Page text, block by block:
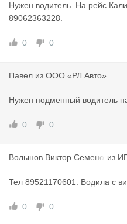
Нужен водитель. На рейс
89062363228.
0 0
Павел из ООО «РЛ Авто»
Нужен подменный водитель
0 0
Волынов Виктор Семено из
Тел 89521170601. Водила с
0 0